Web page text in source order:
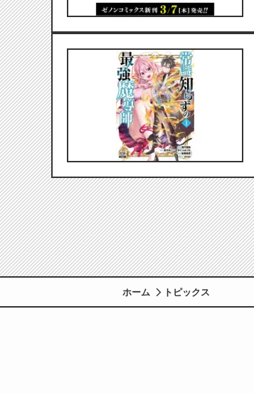
ホーム トピックス